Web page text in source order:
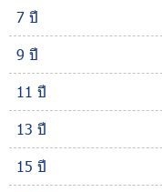
7 ปี
9 ปี
11 ปี
13 ปี
15 ปี